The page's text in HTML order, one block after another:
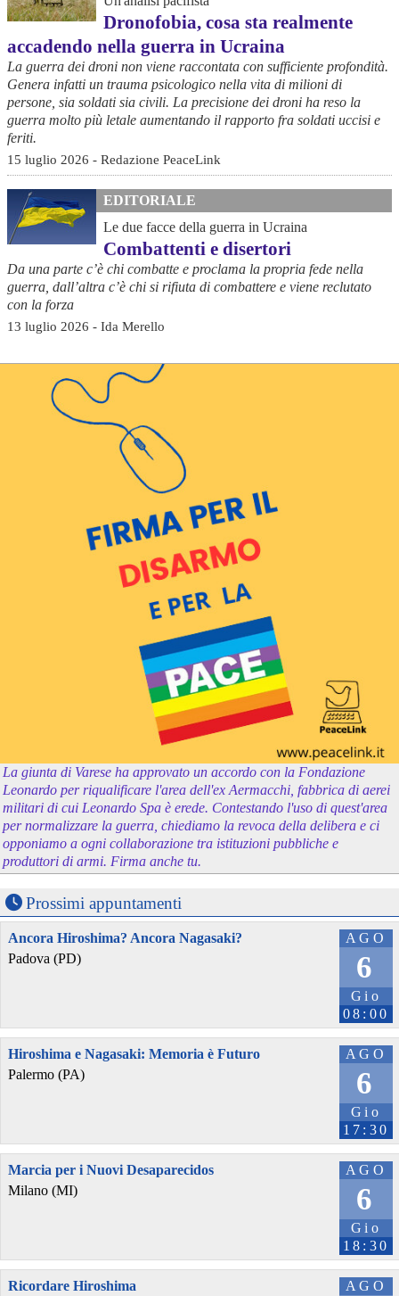
Dronofobia, cosa sta realmente
accadendo nella guerra in Ucraina
La guerra dei droni non viene raccontata con sufficiente profondità.
Genera infatti un trauma psicologico nella vita di milioni di
persone, sia soldati sia civili. La precisione dei droni ha reso la
guerra molto più letale aumentando il rapporto fra soldati uccisi e
feriti.
15 luglio 2026 - Redazione PeaceLink
EDITORIALE
Le due facce della guerra in Ucraina
Combattenti e disertori
Da una parte c’è chi combatte e proclama la propria fede nella
guerra, dall’altra c’è chi si rifiuta di combattere e viene reclutato
con la forza
13 luglio 2026 - Ida Merello
La giunta di Varese ha approvato un accordo con la Fondazione
Leonardo per riqualificare l'area dell'ex Aermacchi, fabbrica di aerei
militari di cui Leonardo Spa è erede. Contestando l'uso di quest'area
per normalizzare la guerra, chiediamo la revoca della delibera e ci
opponiamo a ogni collaborazione tra istituzioni pubbliche e
produttori di armi. Firma anche tu.
Prossimi appuntamenti
AGO
6
Gio
08:00
Ancora Hiroshima? Ancora Nagasaki?
Padova (PD)
AGO
6
Gio
17:30
Hiroshima e Nagasaki: Memoria è Futuro
Palermo (PA)
AGO
6
Gio
18:30
Marcia per i Nuovi Desaparecidos
Milano (MI)
AGO
Ricordare Hiroshima